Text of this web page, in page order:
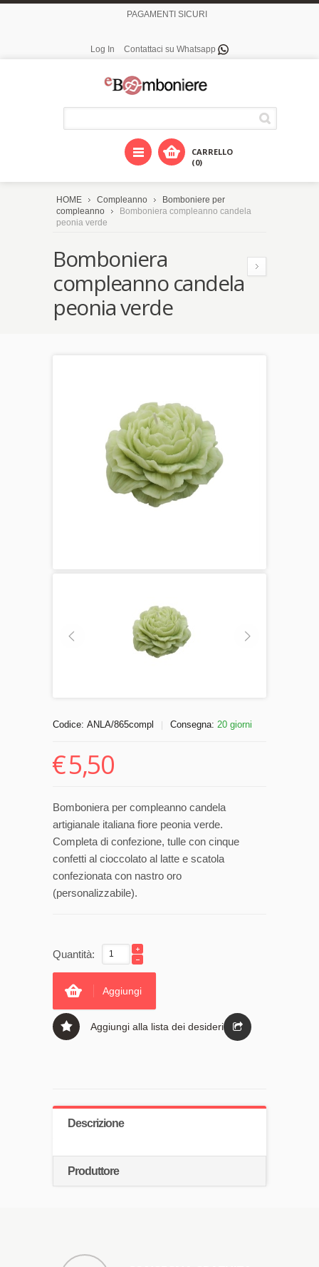
PAGAMENTI SICURI
Log In Contattaci su Whatsapp
CARRELLO
(0)
HOME Compleanno
Bomboniere per
compleanno
Bomboniera compleanno candela
peonia verde
Bomboniera
compleanno candela
peonia verde
Codice: ANLA/865compl Consegna: 20 giorni
€5,50
Bomboniera per compleanno candela
artigianale italiana fiore peonia verde.
Completa di confezione, tulle con cinque
confetti al cioccolato al latte e scatola
confezionata con nastro oro
(personalizzabile).
Quantità:
Aggiungi
Aggiungi alla lista dei desideri
Descrizione
Produttore